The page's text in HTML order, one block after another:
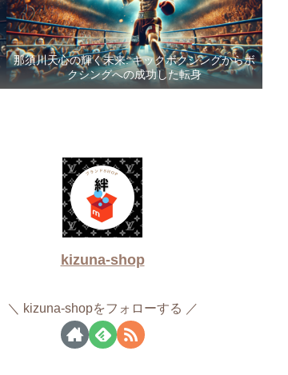
那須川天心の輝く未来: キックボクシングからボ
クシングへの成功した転身
kizuna-shop
kizuna-shopをフォローする